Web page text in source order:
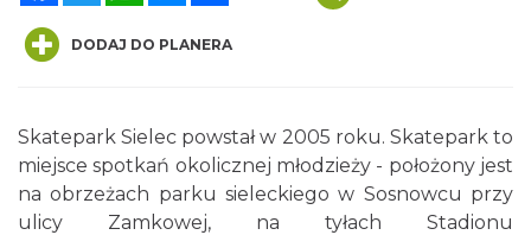
DODAJ DO PLANERA
Skatepark Sielec powstał w 2005 roku. Skatepark to
miejsce spotkań okolicznej młodzieży - położony jest
na obrzeżach parku sieleckiego w Sosnowcu przy
ulicy Zamkowej, na tyłach Stadionu